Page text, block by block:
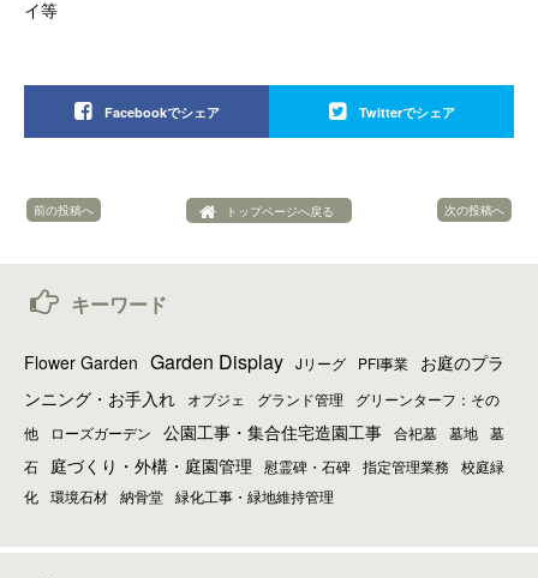
イ等
Facebookでシェア Twitterでシェア
前の投稿へ トップページへ戻る 次の投稿へ
キーワード
Flower Garden Garden Display Jリーグ PFI事業
お庭のプラ
ンニング・お手入れ
オブジェ グランド管理
グリーンターフ：その
他
ローズガーデン 公園工事・集合住宅造園工事 合祀墓 墓地 墓
石
庭づくり・外構・庭園管理 慰霊碑・石碑 指定管理業務
校庭緑
化 環境石材 納骨堂 緑化工事・緑地維持管理